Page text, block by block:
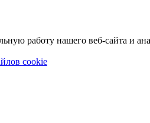
работу нашего веб-сайта и
cookie